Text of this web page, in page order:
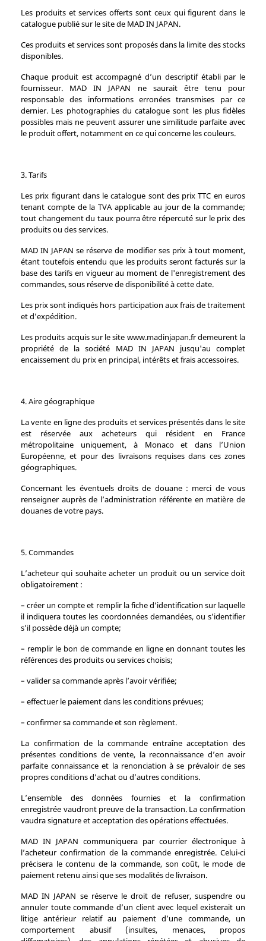
Les produits et services offerts sont ceux qui figurent dans le
catalogue publié sur le site de MAD IN JAPAN.
Ces produits et services sont proposés dans la limite des stocks
disponibles.
Chaque produit est accompagné d’un descriptif établi par le
fournisseur. MAD IN JAPAN ne saurait être tenu pour
responsable des informations erronées transmises par ce
dernier. Les photographies du catalogue sont les plus fidèles
possibles mais ne peuvent assurer une similitude parfaite avec
le produit offert, notamment en ce qui concerne les couleurs.
3. Tarifs
Les prix figurant dans le catalogue sont des prix TTC en euros
tenant compte de la TVA applicable au jour de la commande;
tout changement du taux pourra être répercuté sur le prix des
produits ou des services.
MAD IN JAPAN se réserve de modifier ses prix à tout moment,
étant toutefois entendu que les produits seront facturés sur la
base des tarifs en vigueur au moment de l'enregistrement des
commandes, sous réserve de disponibilité à cette date.
Les prix sont indiqués hors participation aux frais de traitement
et d’expédition.
Les produits acquis sur le site www.madinjapan.fr demeurent la
propriété de la société MAD IN JAPAN jusqu'au complet
encaissement du prix en principal, intérêts et frais accessoires.
4. Aire géographique
La vente en ligne des produits et services présentés dans le site
est réservée aux acheteurs qui résident en France
métropolitaine uniquement, à Monaco et dans l’Union
Européenne, et pour des livraisons requises dans ces zones
géographiques.
Concernant les éventuels droits de douane : merci de vous
renseigner auprès de l’administration référente en matière de
douanes de votre pays.
5. Commandes
L’acheteur qui souhaite acheter un produit ou un service doit
obligatoirement :
– créer un compte et remplir la fiche d’identification sur laquelle
il indiquera toutes les coordonnées demandées, ou s’identifier
s’il possède déjà un compte;
– remplir le bon de commande en ligne en donnant toutes les
références des produits ou services choisis;
– valider sa commande après l’avoir vérifiée;
– effectuer le paiement dans les conditions prévues;
– confirmer sa commande et son règlement.
La confirmation de la commande entraîne acceptation des
présentes conditions de vente, la reconnaissance d’en avoir
parfaite connaissance et la renonciation à se prévaloir de ses
propres conditions d’achat ou d’autres conditions.
L’ensemble des données fournies et la confirmation
enregistrée vaudront preuve de la transaction. La confirmation
vaudra signature et acceptation des opérations effectuées.
MAD IN JAPAN communiquera par courrier électronique à
l’acheteur confirmation de la commande enregistrée. Celui-ci
précisera le contenu de la commande, son coût, le mode de
paiement retenu ainsi que ses modalités de livraison.
MAD IN JAPAN se réserve le droit de refuser, suspendre ou
annuler toute commande d’un client avec lequel existerait un
litige antérieur relatif au paiement d’une commande, un
comportement abusif (insultes, menaces, propos